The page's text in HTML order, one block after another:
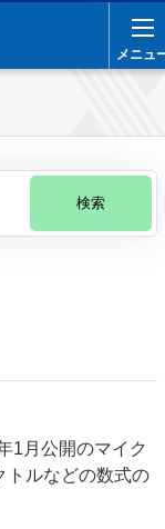
メニュ
メニュ
検索
1月公開のマイク
トルなどの数式の